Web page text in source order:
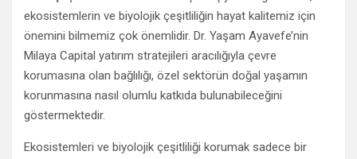
ekosistemlerin ve biyolojik çeşitliliğin hayat kalitemiz için
önemini bilmemiz çok önemlidir. Dr. Yaşam Ayavefe’nin
Milaya Capital yatırım stratejileri aracılığıyla çevre
korumasına olan bağlılığı, özel sektörün doğal yaşamın
korunmasına nasıl olumlu katkıda bulunabileceğini
göstermektedir.
Ekosistemleri ve biyolojik çeşitliliği korumak sadece bir